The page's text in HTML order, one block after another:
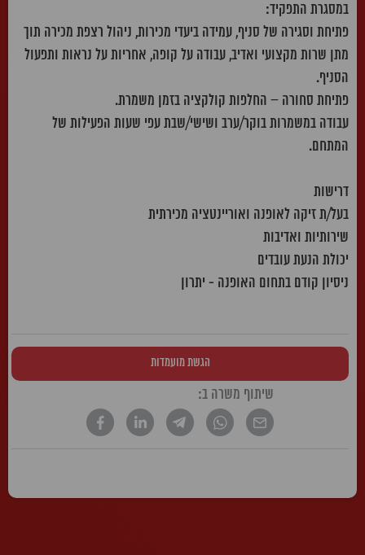
במסגרת התפקיד:
פתיחת וסגירה של סניף, עמידה ביעדי מכירות, ניהול רצפת מכירה תוך
מתן שרות מקצועי ואדיב, עבודה על קופה, אחריות על נראות ותפעול
הסניף.
פתיחת סחורה – החלפות קולקציה בזמן משמרת.
עבודה במשמרות בוקר/ערב ושישי/שבת עפי שעות הפעילות של
המתחם.
דרישות
בעל/ת זיקה לאופנה ואוריינטציה מכירתית
שירותיות ואדיבות
יכולת הנעת עובדים
ניסיון קודם בתחום האופנה - יתרון
הגשת מועמדות
שיתוף משרה ב: